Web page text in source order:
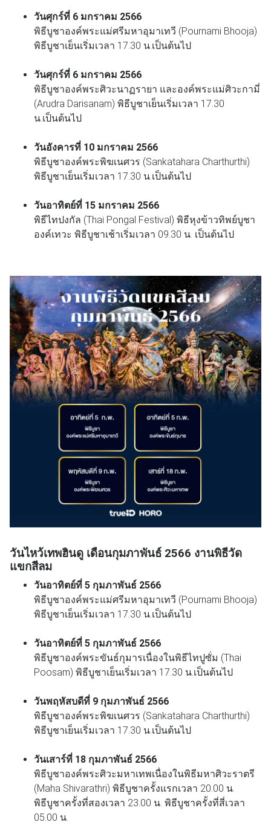
วันศุกร์ที่ 6 มกราคม 2566
พิธีบูชาองค์พระแม่ศรีมหาอุมาเทวี (Pournami Bhooja)
พิธีบูชาเย็นเริ่มเวลา 17.30 น.เป็นต้นไป
วันศุกร์ที่ 6 มกราคม 2566
พิธีบูชาองค์พระศิวะนาฏรายา และองค์พระแม่ศิวะกามี่
(Arudra Darisanam) พิธีบูชาเย็นเริ่มเวลา 17.30
น.เป็นต้นไป
วันอังคารที่ 10 มกราคม 2566
พิธีบูชาองค์พระพิฆเนศวร (Sankatahara Charthurthi)
พิธีบูชาเย็นเริ่มเวลา 17.30 น.เป็นต้นไป
วันอาทิตย์ที่ 15 มกราคม 2566
พิธีไทปงกัล (Thai Pongal Festival) พิธีหุงข้าวทิพย์บูชา
องค์เทวะ พิธีบูชาเช้าเริ่มเวลา 09.30 น. เป็นต้นไป
วันไหว้เทพฮินดู เดือนกุมภาพันธ์ 2566 งานพิธีวัด
แขกสีลม
วันอาทิตย์ที่ 5 กุมภาพันธ์ 2566
พิธีบูชาองค์พระแม่ศรีมหาอุมาเทวี (Pournami Bhooja)
พิธีบูชาเย็นเริ่มเวลา 17.30 น.เป็นต้นไป
วันอาทิตย์ที่ 5 กุมภาพันธ์ 2566
พิธีบูชาองค์พระขันธ์กุมารเนื่องในพิธีไทปูซั่ม (Thai
Poosam) พิธีบูชาเย็นเริ่มเวลา 17.30 น.เป็นต้นไป
วันพฤหัสบดีที่ 9 กุมภาพันธ์ 2566
พิธีบูชาองค์พระพิฆเนศวร (Sankatahara Charthurthi)
พิธีบูชาเย็นเริ่มเวลา 17.30 น.เป็นต้นไป
วันเสาร์ที่ 18 กุมภาพันธ์ 2566
พิธีบูชาองค์พระศิวะมหาเทพเนื่องในพิธีมหาศิวะราตรี
(Maha Shivarathri) พิธีบูชาครั้งแรกเวลา 20.00 น.
พิธีบูชาครั้งที่สองเวลา 23.00 น. พิธีบูชาครั้งที่สี่เวลา
05.00 น.